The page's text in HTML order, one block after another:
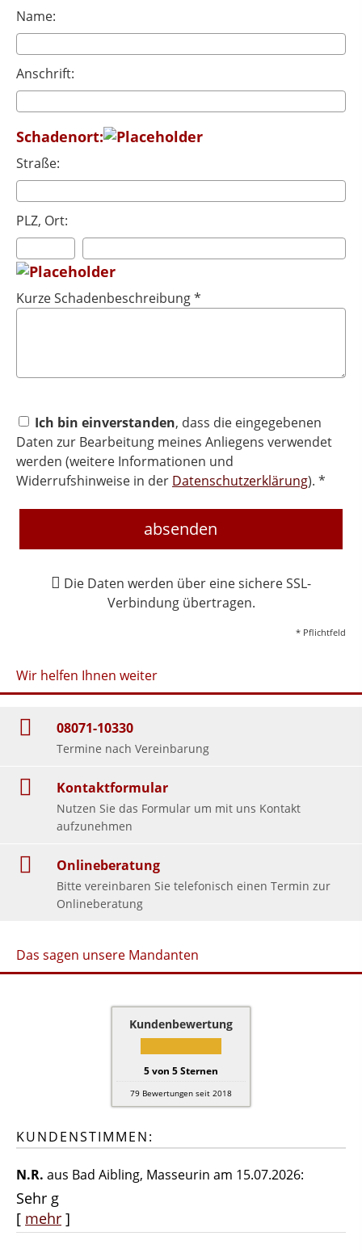
Name:
Anschrift:
Schadenort:
Straße:
PLZ, Ort:
Kurze Schadenbeschreibung *
Ich bin einverstanden, dass die eingegebenen
Daten zur Bearbeitung meines Anliegens verwendet
werden (weitere Informationen und
Widerrufshinweise in der Datenschutzerklärung). *
absenden
Die Daten werden über eine sichere SSL-
Verbindung übertragen.
* Pflichtfeld
Wir helfen Ihnen weiter
08071-10330
Termine nach Vereinbarung
Kontaktformular
Nutzen Sie das Formular um mit uns Kontakt
aufzunehmen
Onlineberatung
Bitte vereinbaren Sie telefonisch einen Termin zur
Onlineberatung
Das sagen unsere Mandanten
Kundenbewertung
5von 5Sternen
79 Bewertungen seit 2018
KUNDENSTIMMEN:
N.R. aus Bad Aibling, Masseurin am 15.07.2026:
Sehr g
[ mehr ]